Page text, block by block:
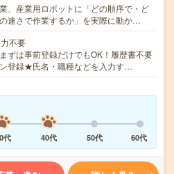
、産業用ロボットに「どの順序で・ど
速さで作業するか」を実際に動か…
不要
ずは事前登録だけでもOK！履歴書不要
登録★氏名・職種などを入力す…
代 40代 50代 60代